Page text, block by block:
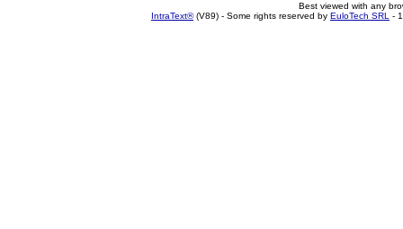
Best viewed with any
IntraText®(V89) - Some rights reserved by EuloTech SRL -